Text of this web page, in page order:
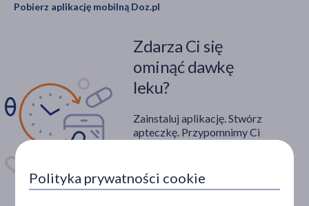
Pobierz aplikację mobilną Doz.pl
Zdarza Ci się
ominąć dawkę
leku?
Zainstaluj aplikację. Stwórz
apteczkę. Przypomnimy Ci
Polityka prywatności cookie